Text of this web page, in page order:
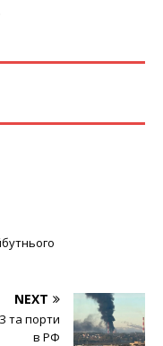
NEXT
та порти
в РФ